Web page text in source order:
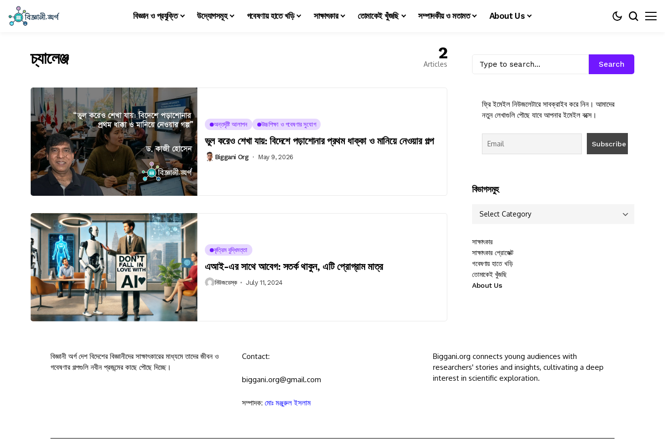
বিজ্ঞান ও প্রযুক্তি উদ্যোগসমূহ গবেষণায় হাতে খড়ি সাক্ষাৎকার তোমাকেই খুঁজছি সম্পাদকীয় ও মতামত About Us
চ্যালেঞ্জ 2
Articles
অন্তর্দৃষ্টি আলাপন উচ্চশিক্ষা ও গবেষণার সুযোগ
ভুল করেও শেখা যায়: বিদেশে পড়াশোনার প্রথম ধাক্কা ও মানিয়ে নেওয়ার গল্প
Biggani Org May 9, 2026
কৃত্রিম বুদ্ধিমত্তা
এআই-এর সাথে আবেগ: সতর্ক থাকুন, এটি প্রোগ্রাম মাত্র
নিউজডেস্ক July 11, 2024
Search
ফ্রি ইমেইল নিউজলেটারে সাবক্রাইব করে নিন। আমাদের
নতুন লেখাগুলি পৌছে যাবে আপনার ইমেইল বক্সে।
বিভাগসমুহ
সাক্ষাৎকার
সাক্ষাৎকার প্রোজেক্ট
গবেষণায় হাতে খড়ি
তোমাকেই খুঁজছি
About Us
বিজ্ঞানী অর্গ দেশ বিদেশের বিজ্ঞানীদের সাক্ষাৎকারের মাধ্যমে তাদের জীবন ও
গবেষণার গল্পগুলি নবীন প্রজন্মের কাছে পৌছে দিচ্ছে।
Contact:
biggani.org@gmail.com
সম্পাদক: মোঃ মঞ্জুরুল ইসলাম
Biggani.org connects young audiences with
researchers' stories and insights, cultivating a deep
interest in scientific exploration.